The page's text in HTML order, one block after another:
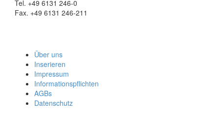
Tel. +49 6131 246-0
Fax. +49 6131 246-211
Über uns
Inserieren
Impressum
Informationspflichten
AGBs
Datenschutz